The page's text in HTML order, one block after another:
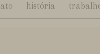
história